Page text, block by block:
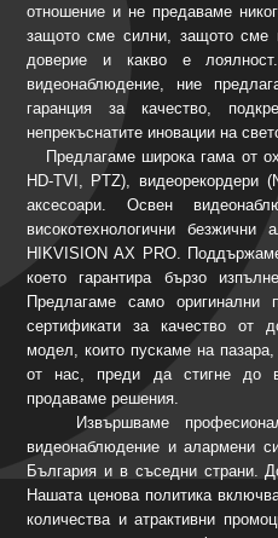
отношение и не предаваме
защото сме силни, защото сме
доверие и какво е
видеонаблюдение, ние
гаранция за качество,
непрекъснатите иновации на
Предлагаме широка гама от
HD-TVI, PTZ), видеорекордери
аксесоари. Освен
високотехнологични
HIKVISION AX PRO.
което гарантира бързо
Предлагаме само оригинални
сертификати за качество от
модел, които пускаме на
от нас, преди да стигне до
продаваме решения.
Извършваме
видеонаблюдение и алармени
България и в съседни страни.
Нашата ценова политика
количества и атрактивни